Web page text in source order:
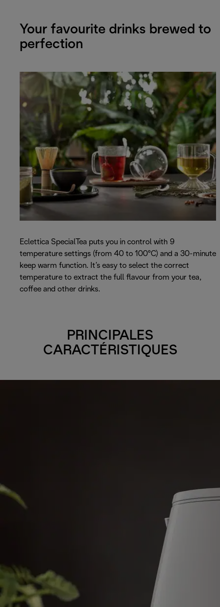
Your favourite drinks brewed to
perfection
Eclettica SpecialTea puts you in control with 9
temperature settings (from 40 to 100°C) and a 30-minute
keep warm function. It’s easy to select the correct
temperature to extract the full flavour from your tea,
coffee and other drinks.
PRINCIPALES
CARACTÉRISTIQUES